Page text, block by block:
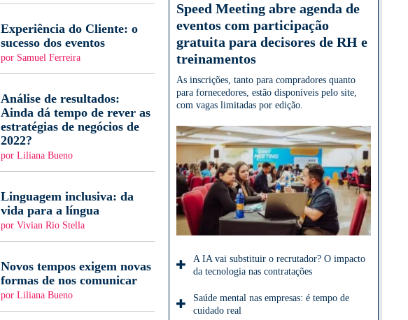
Experiência do Cliente: o
sucesso dos eventos
por Samuel Ferreira
Análise de resultados:
Ainda dá tempo de rever as
estratégias de negócios de
2022?
por Liliana Bueno
Linguagem inclusiva: da
vida para a língua
por Vivian Rio Stella
Novos tempos exigem novas
formas de nos comunicar
por Liliana Bueno
Speed Meeting abre agenda de
eventos com participação
gratuita para decisores de RH e
treinamentos
As inscrições, tanto para compradores quanto
para fornecedores, estão disponíveis pelo site,
com vagas limitadas por edição.
A IA vai substituir o recrutador? O impacto
da tecnologia nas contratações
Saúde mental nas empresas: é tempo de
cuidado real